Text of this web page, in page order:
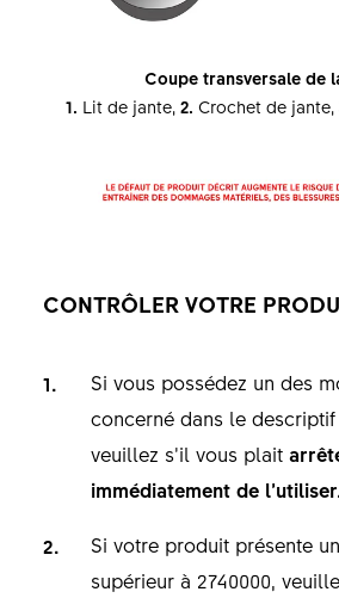
Coupe transversale de
1. Lit de jante, 2. Crochet de jante,
CONTRÔLER VOTRE
Si vous possédez un des
concerné dans le
veuillez s’il vous plait
immédiatement de l’utiliser
Si votre produit présente
supérieur à 2740000,